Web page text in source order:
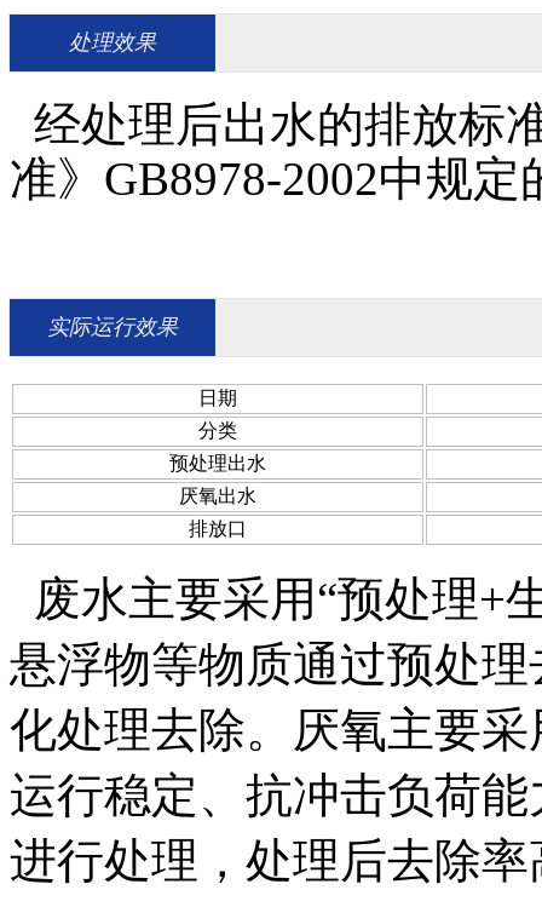
处理效果
经处理后出水的排放标
准》GB8978-2002中规
实际运行效果
日期
分类
预处理出水
厌氧出水
排放口
废水主要采用“预处理+
悬浮物等物质通过预处
化处理去除。厌氧主要
运行稳定、抗冲击负荷
进行处理，处理后去除率